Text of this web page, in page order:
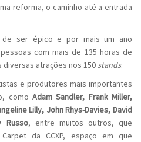
reforma, o caminho até a entrada
ser épico e por mais um ano
com mais de 135 horas de
atrações nos 150 stands.
e produtores mais importantes
como Adam Sandler, Frank Miller,
Lilly, John Rhys-Davies, David
Russo, entre muitos outros, que
da CCXP, espaço em que